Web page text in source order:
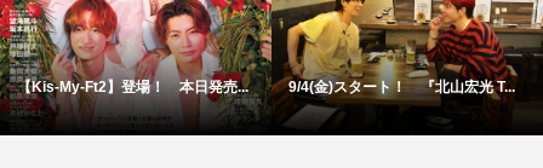
【Kis-My-Ft2】登場！ 本日発売... 9/4(金)スタート！ 『北山宏光 T...